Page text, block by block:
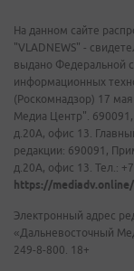
На данном сайте
"VLADNEWS" -
выдано Федеральной
информационных
(Роскомнадзор) 17
Медиа Центр". 690091,
д.20А, офис 13.
редакции: 690091,
д.20А, офис 13. Тел.:
https://mediadv.online/
Электронный адрес
«Дальневосточный
249-8-800. 18+